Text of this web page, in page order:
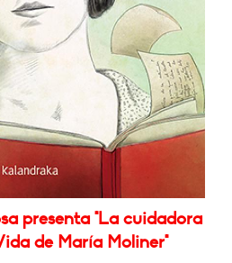
presenta "La cuidadora
de María Moliner"